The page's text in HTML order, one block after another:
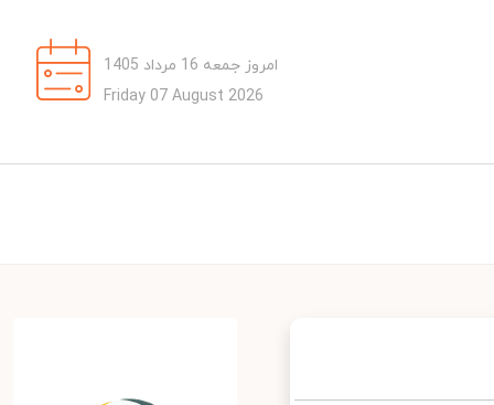
امروز جمعه 16 مرداد 1405
Friday 07 August 2026